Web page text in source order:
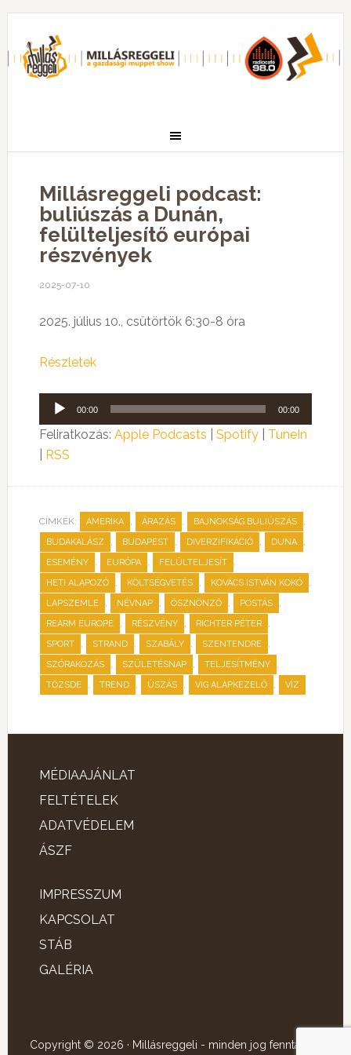
Millásreggeli podcast:
buliúszás a Dunán,
felülteljesítő európai
részvények
2025-07-10
2025. július 10., csütörtök 6:30-8 óra
Részletek
Audió
lejátszó
00:00 00:00
Feliratkozás: Apple Podcasts Spotify| TuneIn
RSS
CÍMKÉK: AMERIKA , ÁRAZÁS , BAJNOKSÁG BULIÚSZÁS ,
BUDAKALÁSZ , BUDAPEST , DIVERZIFIKÁCIÓ , DUNA ,
ESEMÉNY , EURÓPA , FELÜLTELJESÍT ,
HETI ALAPOZÓ , KÖLTSÉGVETÉS , KOVÁCS ISTVÁN KOKÓ ,
LAPSZEMLE , NÉVNAP , ÖSZNÖNZŐ , POSTÁS ,
REARM EUROPE , RÉSZVÉNY , RICHTER PÉTER ,
SPORT , STRAND , SZABÁLY , SZENTENDRE ,
SZÓRAKOZÁS , SZÜLETÉSNAP , TELJESÍTMÉNY ,
TŐZSDE , TREND , ÚSZÁS , VIG ALAPKEZELŐ , VÍZ
MÉDIAAJÁNLAT
FELTÉTELEK
ADATVÉDELEM
ÁSZF
IMPRESSZUM
KAPCSOLAT
STÁB
GALÉRIA
Copyright © 2026 · Millásreggeli - minden jog fenntartva!